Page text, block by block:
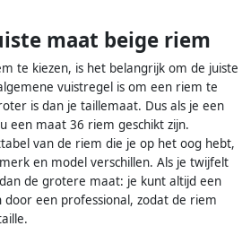
maat beige riem
te kiezen, is het belangrijk om de juiste
vuistregel is om een riem te
is dan je taillemaat. Dus als je een
een maat 36 riem geschikt zijn.
van de riem die je op het oog hebt,
en model verschillen. Als je twijfelt
de grotere maat: je kunt altijd een
een professional, zodat de riem